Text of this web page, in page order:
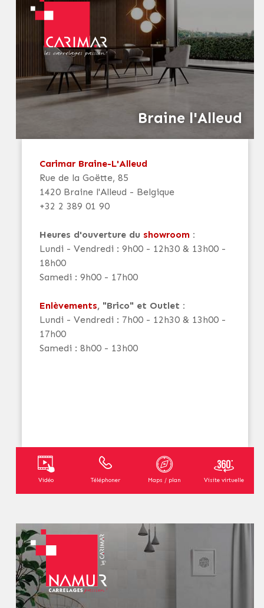
Braine l'Alleud
Carimar Braine-L'Alleud
Rue de la Goëtte, 85
1420 Braine l'Alleud - Belgique
+32 2 389 01 90
Heures d'ouverture du showroom :
Lundi - Vendredi : 9h00 - 12h30 & 13h00 -
18h00
Samedi : 9h00 - 17h00
Enlèvements, "Brico" et Outlet :
Lundi - Vendredi : 7h00 - 12h30 & 13h00 -
17h00
Samedi : 8h00 - 13h00
Vidéo Téléphoner Maps / plan Visite virtuelle